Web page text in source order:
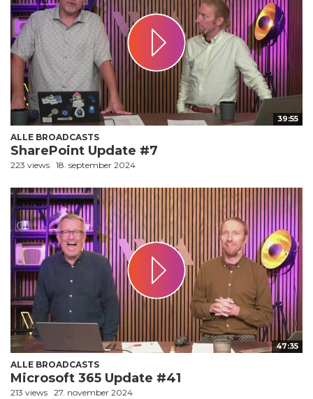
39:55
ALLE BROADCASTS
SharePoint Update #7
223 views 18. september 2024
47:35
ALLE BROADCASTS
Microsoft 365 Update #41
213 views 27. november 2024